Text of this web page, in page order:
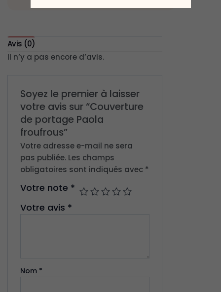
Avis (0)
Il n’y a pas encore d’avis.
Soyez le premier à laisser
votre avis sur “Couverture
de portage Paola
froufrous”
Votre adresse e-mail ne sera
pas publiée. Les champs
obligatoires sont indiqués avec *
Votre note *
Votre avis *
Nom *